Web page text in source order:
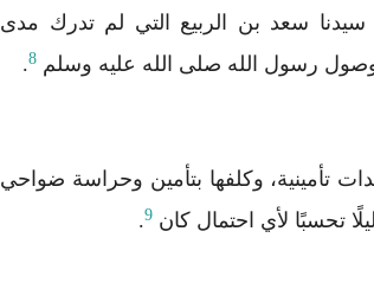
سيدنا سعد بن الربيع التي لم تدرك مدى
رسول الله صلى الله عليه وسلم 8
.
تأمينية، وكلفها بتأمين وحراسة ضواحي
تحسبًا لأي احتمال كان 9
.